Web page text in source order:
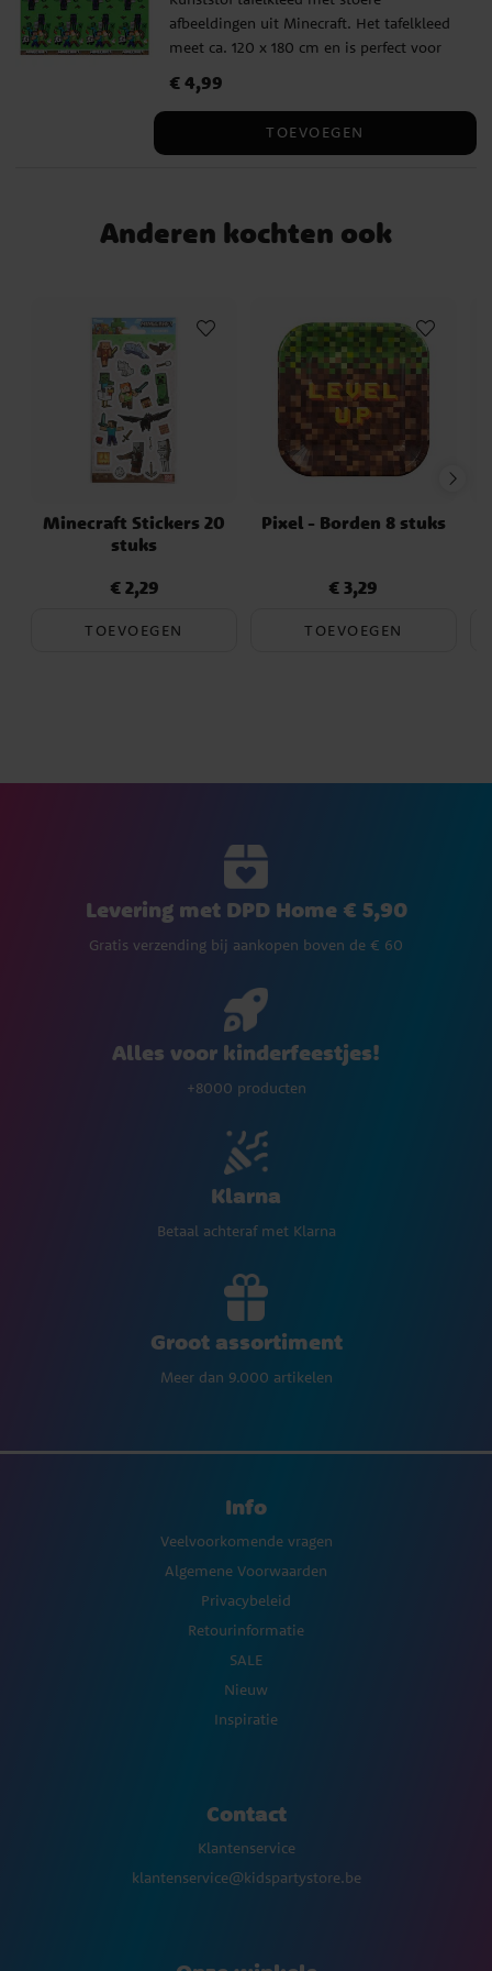
afbeeldingen uit Minecraft. Het tafelkleed
meet ca. 120 x 180 cm en is perfect voor
Prijs :€ 4,99
€ 4,99
TOEVOEGEN
Anderen kochten ook
Minecraft Stickers 20
stuks
Prijs :€ 2,29
€ 2,29
TOEVOEGEN
Pixel - Borden 8 stuks
Prijs :€ 3,29
€ 3,29
TOEVOEGEN
Levering met DPD Home € 5,90
Gratis verzending bij aankopen boven de € 60
Alles voor kinderfeestjes!
+8000 producten
Klarna
Betaal achteraf met Klarna
Groot assortiment
Meer dan 9.000 artikelen
Info
Veelvoorkomende vragen
Algemene Voorwaarden
Privacybeleid
Retourinformatie
SALE
Nieuw
Inspiratie
Contact
Klantenservice
klantenservice@kidspartystore.be